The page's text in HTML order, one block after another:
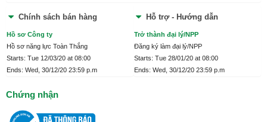
Chính sách bán hàng
Hồ sơ Công ty
Hồ sơ năng lực Toàn Thắng
Starts: Tue 12/03/20 at 08:00
Ends: Wed, 30/12/20 23:59 p.m
Hỗ trợ - Hướng dẫn
Trở thành đại lý/NPP
Đăng ký làm đại lý/NPP
Starts: Tue 28/01/20 at 08:00
Ends: Wed, 30/12/20 23:59 p.m
Chứng nhận